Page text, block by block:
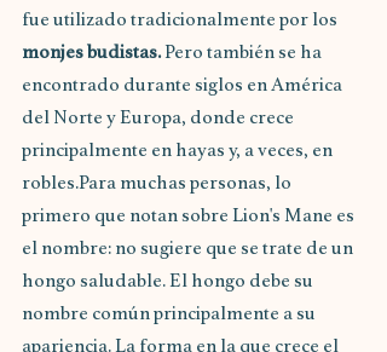
fue utilizado tradicionalmente por los
monjes budistas. Pero también se ha
encontrado durante siglos en América
del Norte y Europa, donde crece
principalmente en hayas y, a veces, en
robles.Para muchas personas, lo
primero que notan sobre Lion's Mane es
el nombre: no sugiere que se trate de un
hongo saludable. El hongo debe su
nombre común principalmente a su
apariencia. La forma en la que crece el